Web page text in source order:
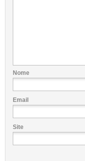
Nome
Email
Site